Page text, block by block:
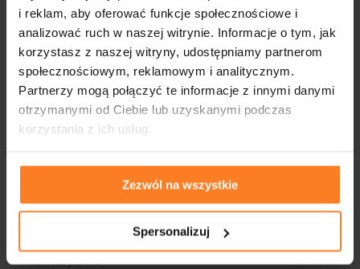
i reklam, aby oferować funkcje społecznościowe i
analizować ruch w naszej witrynie. Informacje o tym, jak
korzystasz z naszej witryny, udostępniamy partnerom
społecznościowym, reklamowym i analitycznym.
Partnerzy mogą połączyć te informacje z innymi danymi
otrzymanymi od Ciebie lub uzyskanymi podczas
korzystania z ich usług.
Zezwól na wszystkie
Spersonalizuj
KATEGORIE
Aktualności
Obowiązki BHP pracodawcy
Pierwsza pomoc